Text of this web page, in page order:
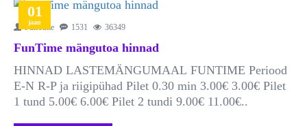
01
jaan
FunTime 1531 36349
FunTime mängutoa hinnad
HINNAD LASTEMÄNGUMAAL FUNTIME Periood
E-N R-P ja riigipühad Pilet 0.30 min 3.00€ 3.00€ Pilet
1 tund 5.00€ 6.00€ Pilet 2 tundi 9.00€ 11.00€..